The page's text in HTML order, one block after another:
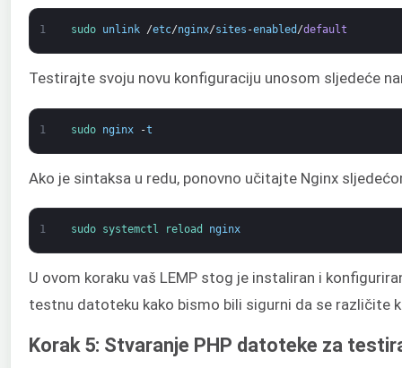
1 sudo unlink /etc/nginx/sites -enabled /default
Testirajte svoju novu konfiguraciju unosom sljedeće
1 sudo nginx -t
Ako je sintaksa u redu, ponovno učitajte Nginx
1 sudo systemctl reload nginx
U ovom koraku vaš LEMP stog je instaliran i
testnu datoteku kako bismo bili sigurni da se različite
Korak 5: Stvaranje PHP datoteke za